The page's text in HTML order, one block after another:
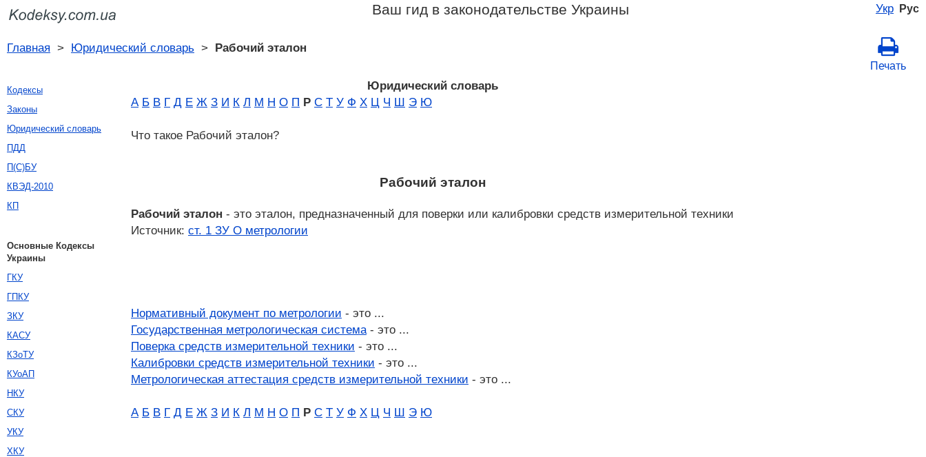
Укр Рус
Ваш гид в законодательстве Украины
Главная > Юридический словарь > Рабочий эталон
Печать
Юридический словарь
А Б В Г Д Е Ж З И К Л М Н О П Р С Т У Ф Х Ц Ч Ш Э Ю
Что такое Рабочий эталон?
Рабочий эталон
Рабочий эталон - это эталон, предназначенный для поверки или калибровки средств измерительной техники
Источник: ст. 1 ЗУ О метрологии
Нормативный документ по метрологии - это ...
Государственная метрологическая система- это ...
Поверка средств измерительной техники - это ...
Калибровки средств измерительной техники - это ...
Метрологическая аттестация средств измерительной техники - это ...
А Б В Г Д Е Ж З И К Л М Н О П Р С Т У Ф Х Ц Ч Ш Э Ю
Кодексы
Законы
Юридический словарь
ПДД
П(С)БУ
КВЭД-2010
КП
Основные Кодексы
Украины
ГКУ
ГПКУ
ЗКУ
КАСУ
КЗоТУ
КУоАП
НКУ
СКУ
УКУ
ХКУ